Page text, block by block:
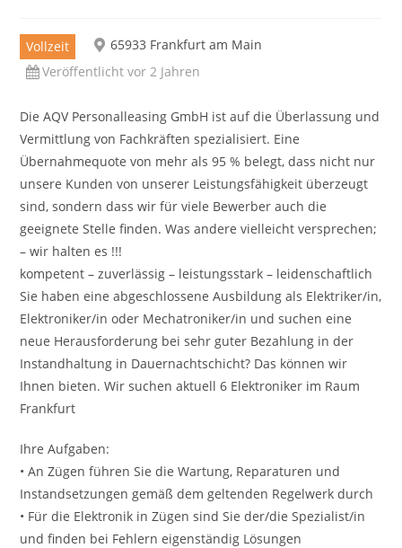
Vollzeit
65933 Frankfurt am Main
Veröffentlicht vor 2 Jahren
Die AQV Personalleasing GmbH ist auf die Überlassung und
Vermittlung von Fachkräften spezialisiert. Eine
Übernahmequote von mehr als 95 % belegt, dass nicht nur
unsere Kunden von unserer Leistungsfähigkeit überzeugt
sind, sondern dass wir für viele Bewerber auch die
geeignete Stelle finden. Was andere vielleicht versprechen;
– wir halten es !!!
kompetent – zuverlässig – leistungsstark – leidenschaftlich
Sie haben eine abgeschlossene Ausbildung als Elektriker/in,
Elektroniker/in oder Mechatroniker/in und suchen eine
neue Herausforderung bei sehr guter Bezahlung in der
Instandhaltung in Dauernachtschicht? Das können wir
Ihnen bieten. Wir suchen aktuell 6 Elektroniker im Raum
Frankfurt
Ihre Aufgaben:
• An Zügen führen Sie die Wartung, Reparaturen und
Instandsetzungen gemäß dem geltenden Regelwerk durch
• Für die Elektronik in Zügen sind Sie der/die Spezialist/in
und finden bei Fehlern eigenständig Lösungen